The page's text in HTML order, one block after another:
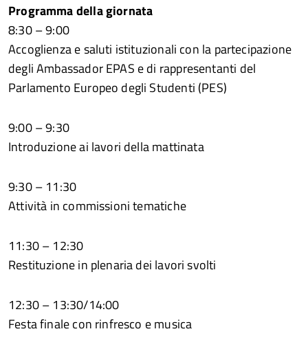
Programma della giornata
8:30 – 9:00
Accoglienza e saluti istituzionali con la partecipazione
degli Ambassador EPAS e di rappresentanti del
Parlamento Europeo degli Studenti (PES)
9:00 – 9:30
Introduzione ai lavori della mattinata
9:30 – 11:30
Attività in commissioni tematiche
11:30 – 12:30
Restituzione in plenaria dei lavori svolti
12:30 – 13:30/14:00
Festa finale con rinfresco e musica